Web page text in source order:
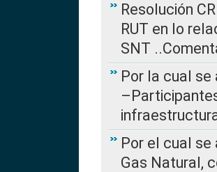
Resolución
RUT en lo
SNT
Por la cual se
Por el cual
Gas Natural,